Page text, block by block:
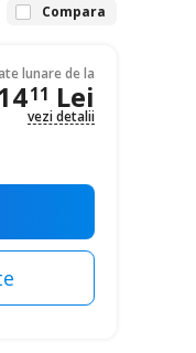
Compara
lunare de la
11 Lei
vezi detalii